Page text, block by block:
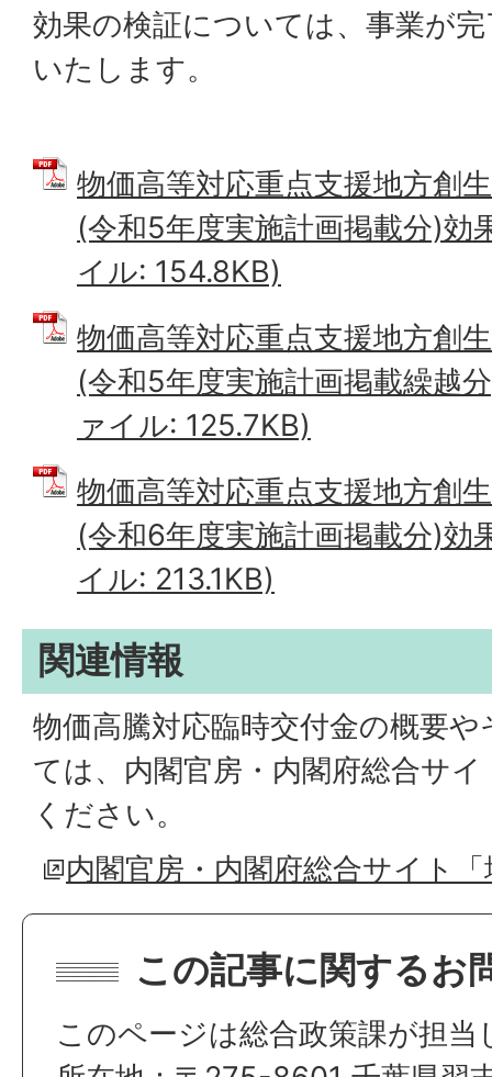
効果の検証については、事業が
いたします。
物価高等対応重点支援地方創
(令和5年度実施計画掲載分)効
イル: 154.8KB)
物価高等対応重点支援地方創
(令和5年度実施計画掲載繰越
ァイル: 125.7KB)
物価高等対応重点支援地方創
(令和6年度実施計画掲載分)効
イル: 213.1KB)
関連情報
物価高騰対応臨時交付金の概要
ては、内閣官房・内閣府総合サ
ください。
内閣官房・内閣府総合サイト
この記事に関するお
このページは総合政策課が担当